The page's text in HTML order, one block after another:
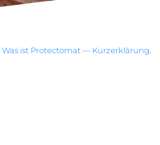
Was ist Protectomat — Kurzerklärung